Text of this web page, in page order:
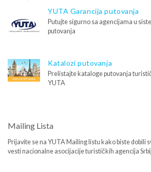
YUTA Garancija putovanja
Putujte sigurno sa agencijama u
putovanja
Katalozi putovanja
Prelistajte kataloge putovanja
YUTA
Mailing Lista
Prijavite se na YUTA Mailing listu kako biste dobili
vesti nacionalne asocijacije turističkih agencija